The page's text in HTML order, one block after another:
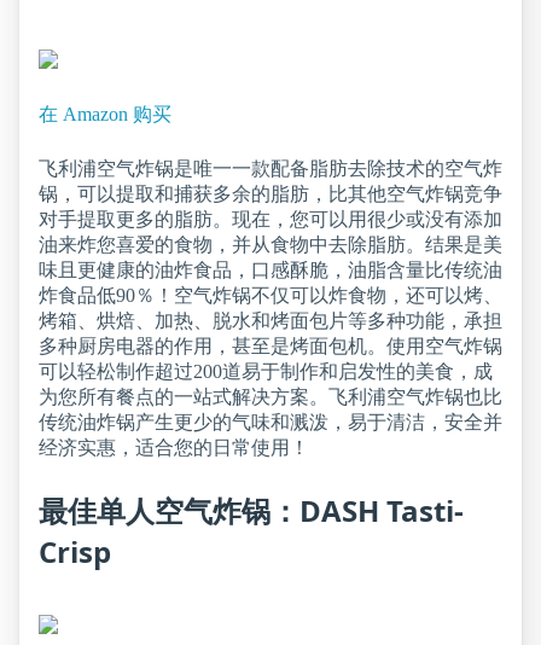
在 Amazon 购买
飞利浦空气炸锅是唯一一款配备脂肪去除技术的空气炸
锅，可以提取和捕获多余的脂肪，比其他空气炸锅竞争
对手提取更多的脂肪。现在，您可以用很少或没有添加
油来炸您喜爱的食物，并从食物中去除脂肪。结果是美
味且更健康的油炸食品，口感酥脆，油脂含量比传统油
炸食品低90％！空气炸锅不仅可以炸食物，还可以烤、
烤箱、烘焙、加热、脱水和烤面包片等多种功能，承担
多种厨房电器的作用，甚至是烤面包机。使用空气炸锅
可以轻松制作超过200道易于制作和启发性的美食，成
为您所有餐点的一站式解决方案。飞利浦空气炸锅也比
传统油炸锅产生更少的气味和溅泼，易于清洁，安全并
经济实惠，适合您的日常使用！
最佳单人空气炸锅：DASH Tasti-
Crisp